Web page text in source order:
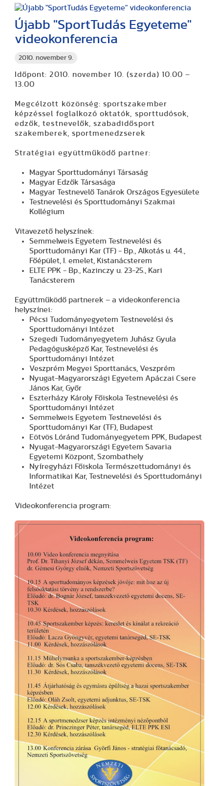
2010. november 9.
Újabb "SportTudás Egyeteme"
videokonferencia
Időpont: 2010. november 10. (szerda) 10.00 –
13.00
Megcélzott közönség: sportszakember
képzéssel foglalkozó oktatók, sporttudósok,
edzők, testnevelők, szabadidősport
szakemberek, sportmenedzserek
Stratégiai együttműködő partner:
Magyar Sporttudományi Társaság
Magyar Edzők Társasága
Magyar Testnevelő Tanárok Országos Egyesülete
Testnevelési és Sporttudományi Szakmai
Kollégium
Vitavezető helyszínek:
Semmelweis Egyetem Testnevelési és
Sporttudományi Kar (TF) - Bp., Alkotás u. 44.,
Főépület, I. emelet, Kistanácsterem
ELTE PPK - Bp., Kazinczy u. 23-25., Kari
Tanácsterem
Együttműködő partnerek – a videokonferencia
helyszínei:
Pécsi Tudományegyetem Testnevelési és
Sporttudományi Intézet
Szegedi Tudományegyetem Juhász Gyula
Pedagógusképző Kar, Testnevelési és
Sporttudományi Intézet
Veszprém Megyei Sporttanács, Veszprém
Nyugat-Magyarországi Egyetem Apáczai Csere
János Kar, Győr
Eszterházy Károly Főiskola Testnevelési és
Sporttudományi Intézet
Semmelweis Egyetem Testnevelési és
Sporttudományi Kar (TF), Budapest
Eötvös Lóránd Tudományegyetem PPK, Budapest
Nyugat-Magyarországi Egyetem Savaria
Egyetemi Központ, Szombathely
Nyíregyházi Főiskola Természettudományi és
Informatikai Kar, Testnevelési és Sporttudományi
Intézet
Videokonferencia program: